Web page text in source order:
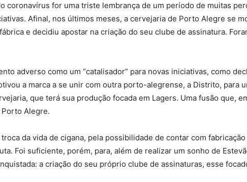
coronavírus for uma triste lembrança de um período de muitas
Afinal, nos últimos meses, a cervejaria de Porto Alegre se
e decidiu apostar na criação do seu clube de assinatura.
adverso como um “catalisador” para novas iniciativas, como
a marca a se unir com outra porto-alegrense, a Distrito, para
que terá sua produção focada em Lagers. Uma fusão que,
Alegre.
da vida de cigana, pela possibilidade de contar com
Foi suficiente, porém, para, além de realizar um sonho de
a criação do seu próprio clube de assinaturas, esse